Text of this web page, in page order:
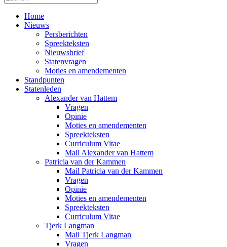
Home
Nieuws
Persberichten
Spreekteksten
Nieuwsbrief
Statenvragen
Moties en amendementen
Standpunten
Statenleden
Alexander van Hattem
Vragen
Opinie
Moties en amendementen
Spreekteksten
Curriculum Vitae
Mail Alexander van Hattem
Patricia van der Kammen
Mail Patricia van der Kammen
Vragen
Opinie
Moties en amendementen
Spreekteksten
Curriculum Vitae
Tjerk Langman
Mail Tjerk Langman
Vragen